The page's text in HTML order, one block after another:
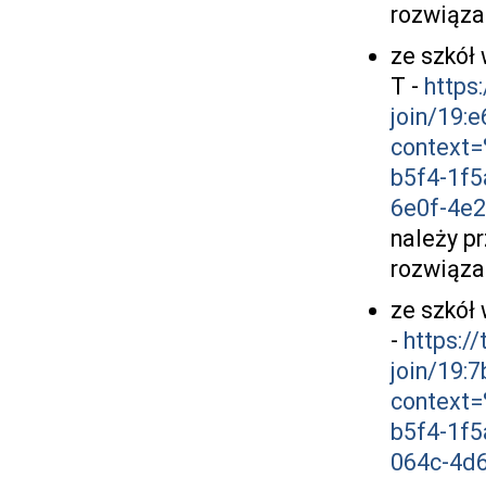
ze
T -
join/
b5f4-
6e0f-
należy
ze
-
join/
b5f4-
064c-